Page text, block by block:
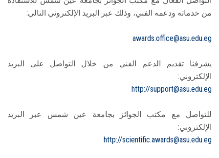
من خدماته ودعمه الفني، وذلك عبر البريد الإلكتروني التالي:
awards.office@asu.edu.eg
يشرفنا تقديم الدعم الفني من خلال التواصل على البريد
الإلكتروني:‏
http://support@asu.edu.eg
للتواصل مع مكتب الجوائز بجامعة عين شمس عبر البريد
الإلكتروني:‏
http://scientific.awards@asu.edu.eg